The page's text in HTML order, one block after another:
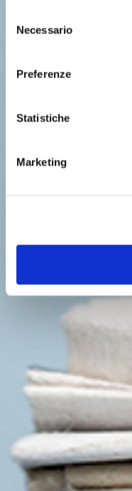
delNecessario
Preferenze
Statistiche
Marketing
Leggi le